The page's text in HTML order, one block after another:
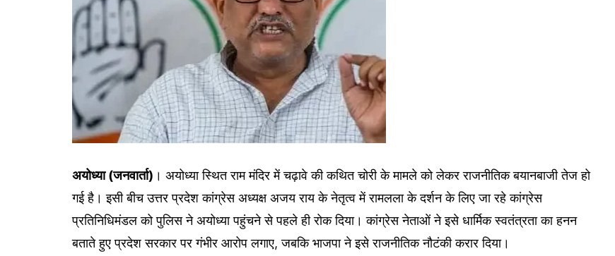
अयोध्या (जनवार्ता) । अयोध्या स्थित राम मंदिर में चढ़ावे की कथित चोरी के मामले को लेकर राजनीतिक बयानबाजी तेज हो
गई है। इसी बीच उत्तर प्रदेश कांग्रेस अध्यक्ष अजय राय के नेतृत्व में रामलला के दर्शन के लिए जा रहे कांग्रेस
प्रतिनिधिमंडल को पुलिस ने अयोध्या पहुंचने से पहले ही रोक दिया। कांग्रेस नेताओं ने इसे धार्मिक स्वतंत्रता का हनन
बताते हुए प्रदेश सरकार पर गंभीर आरोप लगाए, जबकि भाजपा ने इसे राजनीतिक नौटंकी करार दिया।